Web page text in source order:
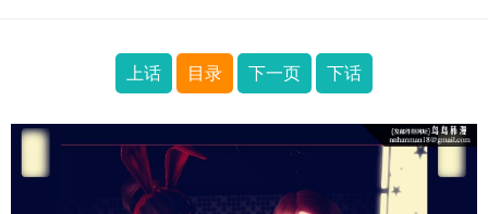
上话 目录 下一页 下话